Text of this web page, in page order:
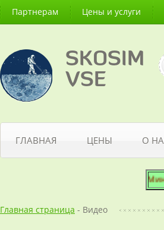
Партнерам Цены и услуги
SKOSIM
VSE
ГЛАВНАЯ ЦЕНЫ О
Главная страница - Видео